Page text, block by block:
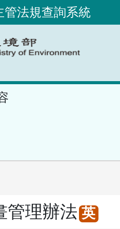
管法規查詢系統
管理辦法 英